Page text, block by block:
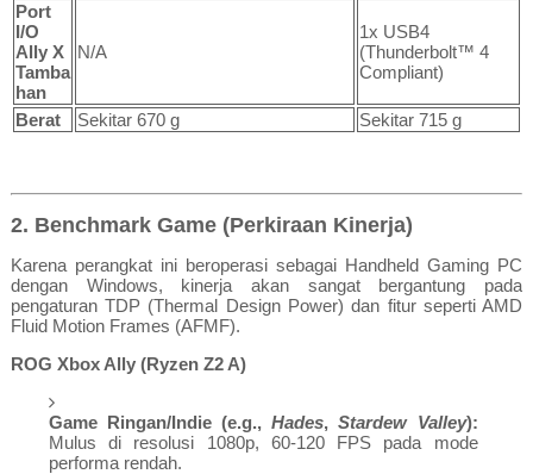
Port
I/O
Ally X
Tamba
han
N/A
1x USB4
(Thunderbolt™ 4
Compliant)
Berat Sekitar 670 g Sekitar 715 g
2. Benchmark Game (Perkiraan Kinerja)
Karena perangkat ini beroperasi sebagai Handheld Gaming PC
dengan Windows, kinerja akan sangat bergantung pada
pengaturan TDP (Thermal Design Power) dan fitur seperti AMD
Fluid Motion Frames (AFMF).
ROG Xbox Ally (Ryzen Z2 A)
Game Ringan/Indie (e.g.,Hades,Stardew Valley):
Mulus di resolusi 1080p, 60-120 FPS pada mode
performa rendah.